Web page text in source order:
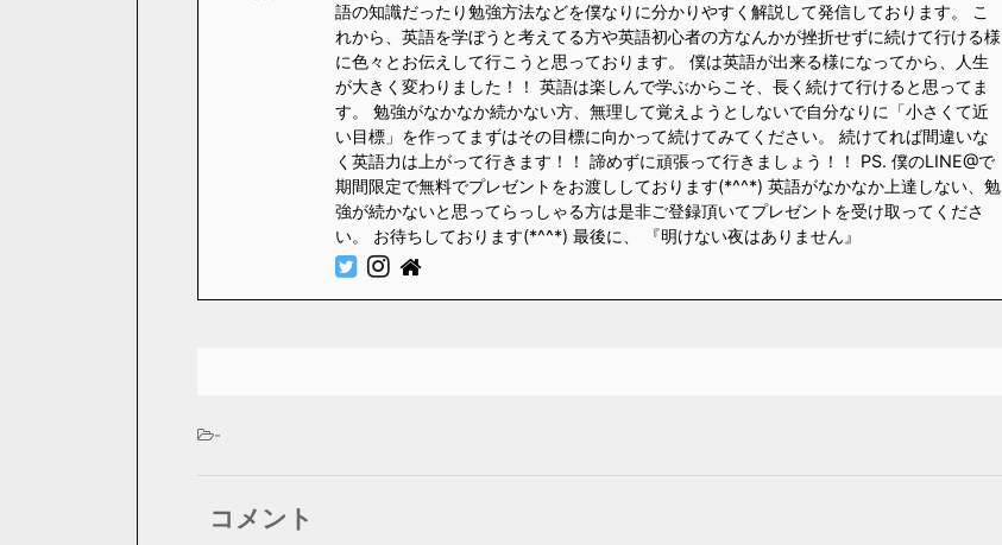
語の知識だったり勉強方法などを僕なりに分かりやすく解説して発信しております。 こ
れから、英語を学ぼうと考えてる方や英語初心者の方なんかが挫折せずに続けて行ける様
に色々とお伝えして行こうと思っております。 僕は英語が出来る様になってから、人生
が大きく変わりました！！ 英語は楽しんで学ぶからこそ、長く続けて行けると思ってま
す。 勉強がなかなか続かない方、無理して覚えようとしないで自分なりに「小さくて近
い目標」を作ってまずはその目標に向かって続けてみてください。 続けてれば間違いな
く英語力は上がって行きます！！ 諦めずに頑張って行きましょう！！ PS. 僕のLINE@で
期間限定で無料でプレゼントをお渡ししております(*^^*) 英語がなかなか上達しない、勉
強が続かないと思ってらっしゃる方は是非ご登録頂いてプレゼントを受け取ってくださ
い。 お待ちしております(*^^*) 最後に、 『明けない夜はありません』
-
コメント